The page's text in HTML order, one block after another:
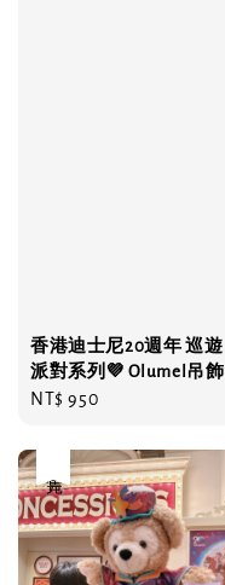
香港迪士尼20週年 巡遊
派對系列💜 Olumel吊飾
Regular
NT$ 950